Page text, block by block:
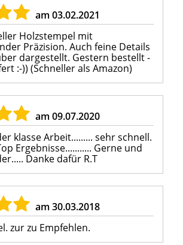
am 03.02.2021
Holzstempel mit
Präzision. Auch feine Details
dargestellt. Gestern bestellt -
:-)) (Schneller als Amazon)
am 09.07.2020
klasse Arbeit......... sehr schnell.
Ergebnisse........... Gerne und
Danke dafür R.T
am 30.03.2018
zur zu Empfehlen.